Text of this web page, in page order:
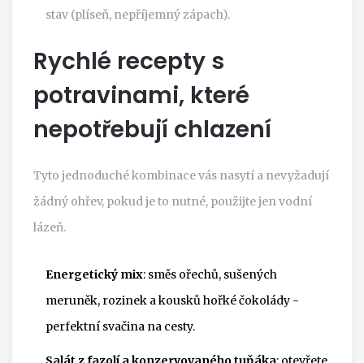
stav (plíseň, nepříjemný zápach).
Rychlé recepty s
potravinami, které
nepotřebují chlazení
Tyto jednoduché kombinace vás nasytí a nevyžadují
žádný ohřev, pokud je to nutné, použijte jen vodní
lázeň.
Energetický mix: směs ořechů, sušených
meruněk, rozinek a kousků hořké čokolády -
perfektní svačina na cesty.